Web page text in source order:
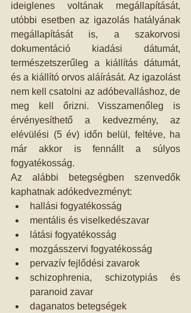
ideiglenes voltának megállapítását,
utóbbi esetben az igazolás hatályának
megállapítását is, a szakorvosi
dokumentáció kiadási dátumát,
természetszerűleg a kiállítás dátumát,
és a kiállító orvos aláírását. Az igazolást
nem kell csatolni az adóbevalláshoz, de
meg kell őrizni. Visszamenőleg is
érvényesíthető a kedvezmény, az
elévülési (5 év) időn belül, feltéve, ha
már akkor is fennállt a súlyos
fogyatékosság.
Az alábbi betegségben szenvedők
kaphatnak adókedvezményt:
hallási fogyatékosság
mentális és viselkedészavar
látási fogyatékosság
mozgásszervi fogyatékosság
pervazív fejlődési zavarok
schizophrenia, schizotypiás és
paranoid zavar
daganatos betegségek